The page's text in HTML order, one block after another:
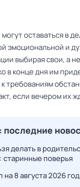
могут оставаться в
эмоциональной и
выбирая свои, а
в конце дня им
требованиям
если вечером их
последние
делать в
старинные поверья
на 8 августа 2026